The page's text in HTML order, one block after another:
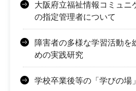
大阪府立福祉情報コミュニ
の指定管理者について
障害者の多様な学習活動を
めの実践研究
学校卒業後等の「学びの場